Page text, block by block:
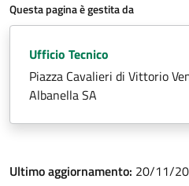
Questa pagina è gestita da
Ufficio Tecnico
Piazza Cavalieri di Vittorio
Albanella SA
Ultimo aggiornamento: 20/11/